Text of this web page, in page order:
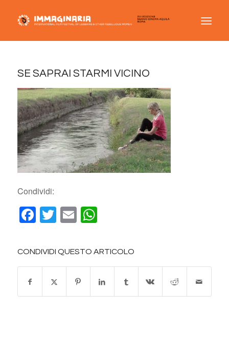
SE SAPRAI STARMI VICINO
Condividi:
Facebook
Twitter
EmailWhatsApp
CONDIVIDI QUESTO ARTICOLO